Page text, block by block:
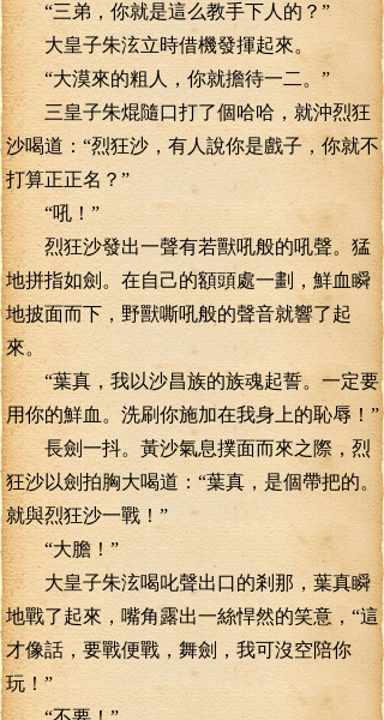
“三弟，你就是這么教手下人的？”
大皇子朱泫立時借機發揮起來。
“大漠來的粗人，你就擔待一二。”
三皇子朱焜隨口打了個哈哈，就沖烈狂
沙喝道：“烈狂沙，有人說你是戲子，你就不
打算正正名？”
“吼！”
烈狂沙發出一聲有若獸吼般的吼聲。猛
地拼指如劍。在自己的額頭處一劃，鮮血瞬
地披面而下，野獸嘶吼般的聲音就響了起
來。
“葉真，我以沙昌族的族魂起誓。一定要
用你的鮮血。洗刷你施加在我身上的恥辱！”
長劍一抖。黃沙氣息撲面而來之際，烈
狂沙以劍拍胸大喝道：“葉真，是個帶把的。
就與烈狂沙一戰！”
“大膽！”
大皇子朱泫喝叱聲出口的剎那，葉真瞬
地戰了起來，嘴角露出一絲悍然的笑意，“這
才像話，要戰便戰，舞劍，我可沒空陪你
玩！”